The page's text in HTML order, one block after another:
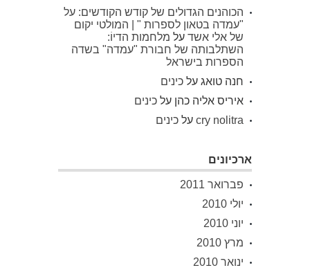
הכוהנים הגדולים של קודש הקודשים: על
"עמדה בטאון לספרות " | המולטי יקום
של אלי אשד על מלחמות הדיוֹ:
השתלבותה של חבורת "עמדה" בשדה
הספרות בישראל
חנה טואג על כינים
איריס אליה כהן על כינים
cry nolitra על כינים
ארכיונים
פברואר 2011
יולי 2010
יוני 2010
מרץ 2010
ינואר 2010